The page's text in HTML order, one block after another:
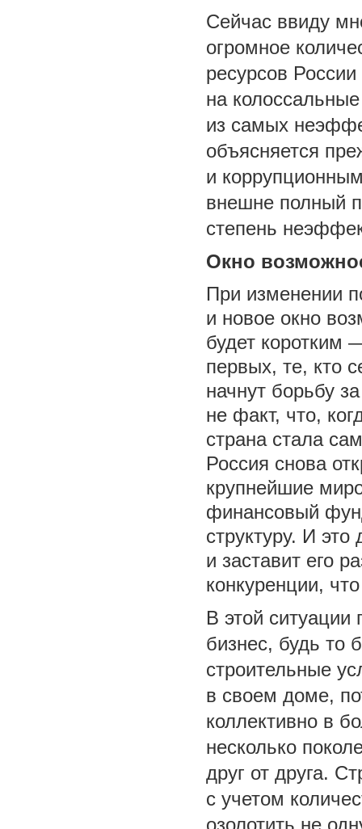
Сейчас ввиду
огромное
ресурсов
на
из самых
объясняется
и
внешне полный
степень
Окно
При изменении
и новое окно
будет коротким
первых, те, кто
начнут борьбу
не факт, что,
страна стала
Россия снова
крупнейшие
финансовый
структуру. И
и заставит его
конкуренции,
В этой
бизнес, будь то
строительные
в своем доме,
коллективно в
несколько
друг от друга.
с учетом
озолотить не